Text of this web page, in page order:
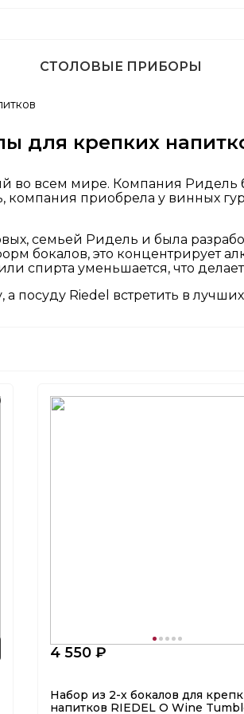
СТОЛОВЫЕ ПРИБОРЫ
для крепких
во всем мире. Компания Ридель
компания приобрела у винных
семьей Ридель и была
бокалов, это концентрирует
спирта уменьшается, что
Riedel встретить в лучших
4 550 ₽
Набор из 2-х бокалов для
напитков RIEDEL O Wine